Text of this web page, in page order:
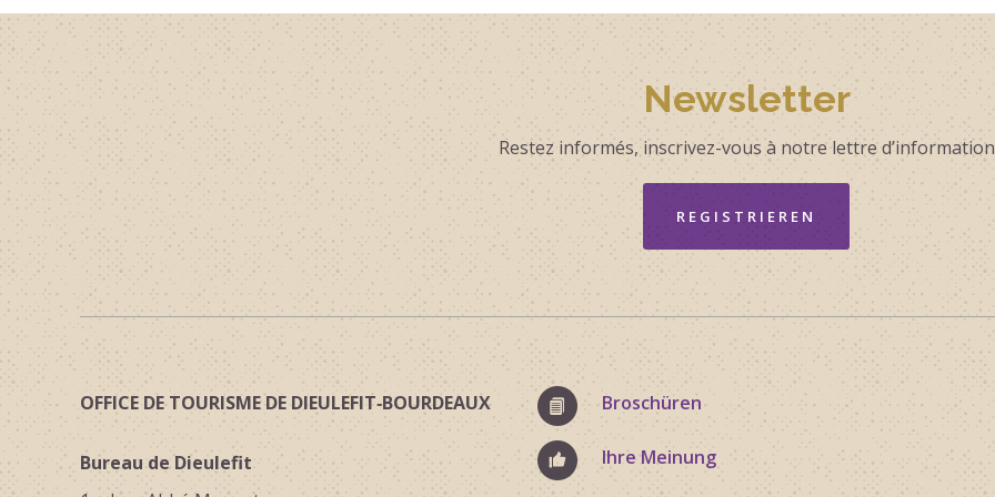
Newsletter
Restez informés, inscrivez-vous à notre lettre d’information
REGISTRIEREN
OFFICE DE TOURISME DE DIEULEFIT‑BOURDEAUX
Bureau de Dieulefit
Broschüren
Ihre Meinung